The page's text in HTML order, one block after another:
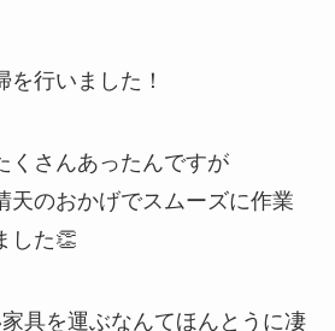
行いました！
くさんあったんですが
天のおかげでスムーズに作業
した👏
具を運ぶなんてほんとうに凄